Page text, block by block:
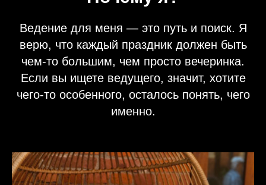
Ведение для меня — это путь и поиск. Я
верю, что каждый праздник должен быть
чем-то большим, чем просто вечеринка.
Если вы ищете ведущего, значит, хотите
чего-то особенного, осталось понять, чего
именно.